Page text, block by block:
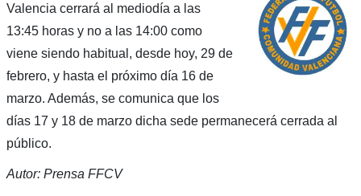
Valencia cerrará al mediodía a las
13:45 horas y no a las 14:00 como
viene siendo habitual, desde hoy, 29 de
febrero, y hasta el próximo día 16 de
marzo. Además, se comunica que los
días 17 y 18 de marzo dicha sede permanecerá cerrada al
público.
Autor: Prensa FFCV